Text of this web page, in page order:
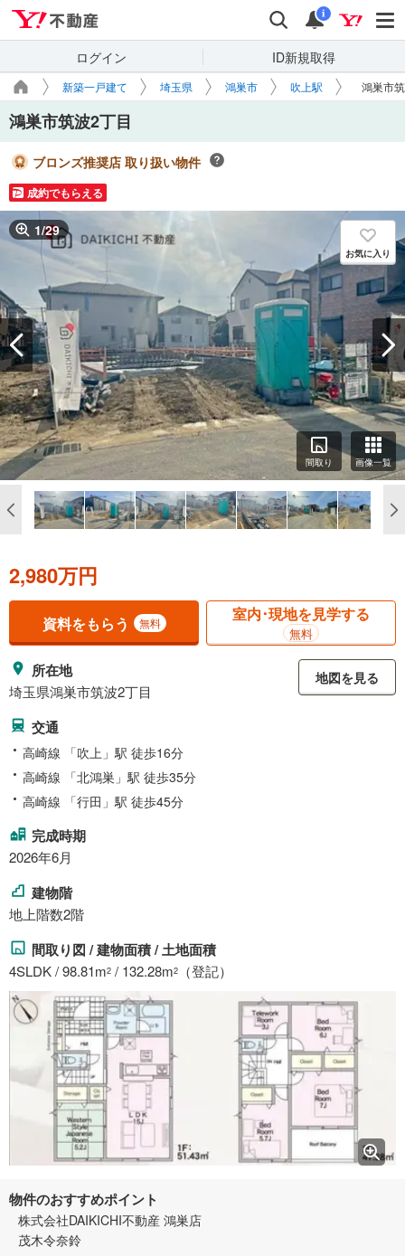
検索 通知
i
ログイン ID新規取得
新築一戸建て 埼玉県 鴻巣市 吹上駅 鴻巣市
鴻巣市筑波2丁目
ブロンズ推奨店 取り扱い物件
成約でもらえる
1/29
お気に入り
間取り 画像一覧
2,980万円
資料をもらう 無料 室内･現地を見学する
無料
所在地
埼玉県鴻巣市筑波2丁目
地図を見る
交通
高崎線 「吹上」駅 徒歩16分
高崎線 「北鴻巣」駅 徒歩35分
高崎線 「行田」駅 徒歩45分
完成時期
2026年6月
建物階
地上階数2階
間取り図 / 建物面積 / 土地面積
4SLDK / 98.81m2 / 132.28m2 （登記）
物件のおすすめポイント
株式会社DAIKICHI不動産 鴻巣店
茂木令奈鈴